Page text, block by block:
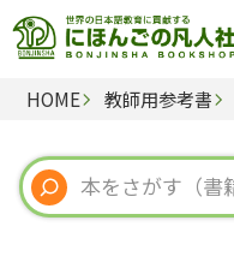
HOME 教師用参考書